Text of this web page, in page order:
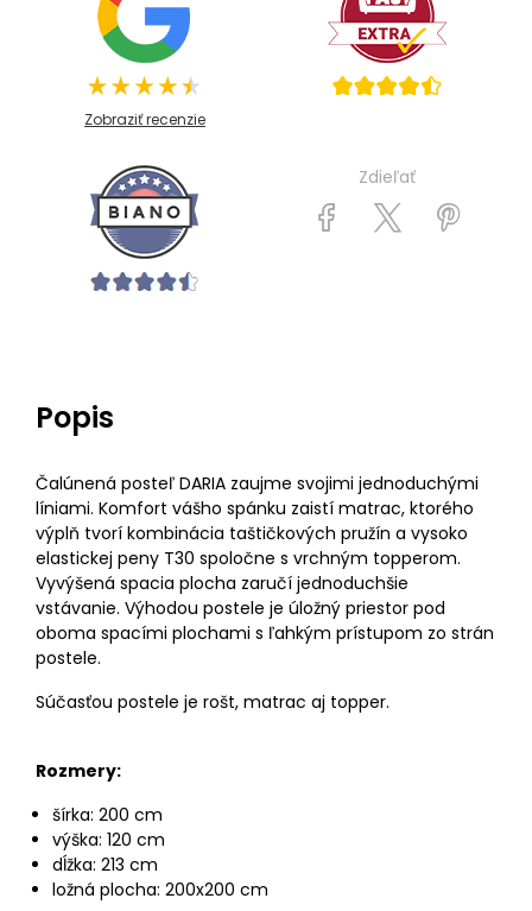
Zobraziť recenzie
Zdieľať
Popis
Čalúnená posteľ DARIA zaujme svojimi jednoduchými
líniami. Komfort vášho spánku zaistí matrac, ktorého
výplň tvorí kombinácia taštičkových pružín a vysoko
elastickej peny T30 spoločne s vrchným topperom.
Vyvýšená spacia plocha zaručí jednoduchšie
vstávanie. Výhodou postele je úložný priestor pod
oboma spacími plochami s ľahkým prístupom zo strán
postele.
Súčasťou postele je rošt, matrac aj topper.
Rozmery:
šírka: 200 cm
výška: 120 cm
dĺžka: 213 cm
ložná plocha: 200x200 cm